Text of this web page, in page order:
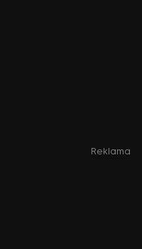
Reklama